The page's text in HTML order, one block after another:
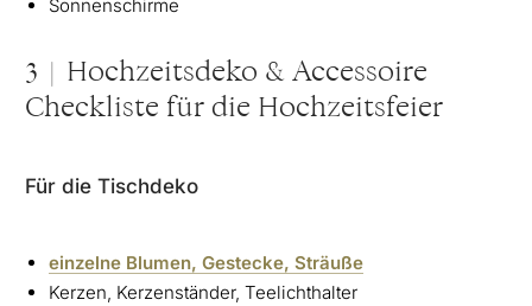
Sonnenschirme
3 | Hochzeitsdeko & Accessoire
Checkliste für die Hochzeitsfeier
Für die Tischdeko
einzelne Blumen, Gestecke, Sträuße
Kerzen, Kerzenständer, Teelichthalter